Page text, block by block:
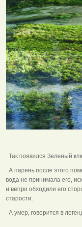
Так появился Зеленый
А парень после этого
вода не принимала его,
и вепри обходили его
старости.
А умер, говорится в